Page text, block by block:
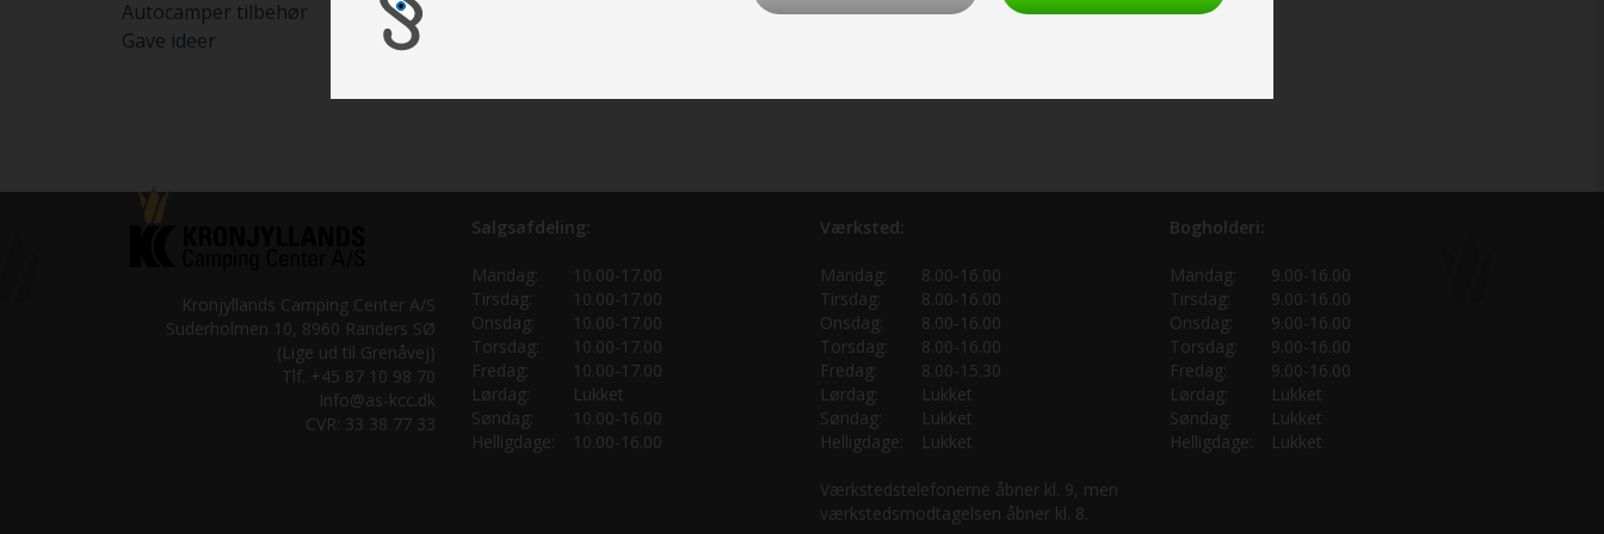
Autocamper tilbehør
Gave ideer
Kronjyllands Camping Center A/S
Suderholmen 10, 8960 Randers SØ
(Lige ud til Grenåvej)
Tlf. +45 87 10 98 70
Info@as-kcc.dk
CVR: 33 38 77 33
Salgsafdeling:
Mandag:
10.00-17.00
Tirsdag:
10.00-17.00
Onsdag:
10.00-17.00
Torsdag:
10.00-17.00
Fredag:
10.00-17.00
Lørdag:
Lukket
Søndag:
10.00-16.00
Helligdage:
10.00-16.00
Værksted:
Mandag:
8.00-16.00
Tirsdag:
8.00-16.00
Onsdag:
8.00-16.00
Torsdag:
8.00-16.00
Fredag:
8.00-15.30
Lørdag:
Lukket
Søndag:
Lukket
Helligdage:
Lukket
Værkstedstelefonerne åbner kl. 9, men
værkstedsmodtagelsen åbner kl. 8.
Bogholderi:
Mandag:
9.00-16.00
Tirsdag:
9.00-16.00
Onsdag:
9.00-16.00
Torsdag:
9.00-16.00
Fredag:
9.00-16.00
Lørdag:
Lukket
Søndag:
Lukket
Helligdage:
Lukket